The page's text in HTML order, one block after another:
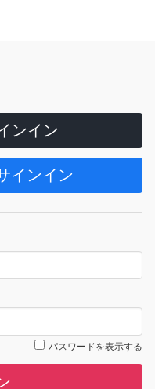
ンイン
インイン
パスワードを表示する